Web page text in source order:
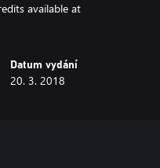
available at
Datum vydání
20. 3. 2018